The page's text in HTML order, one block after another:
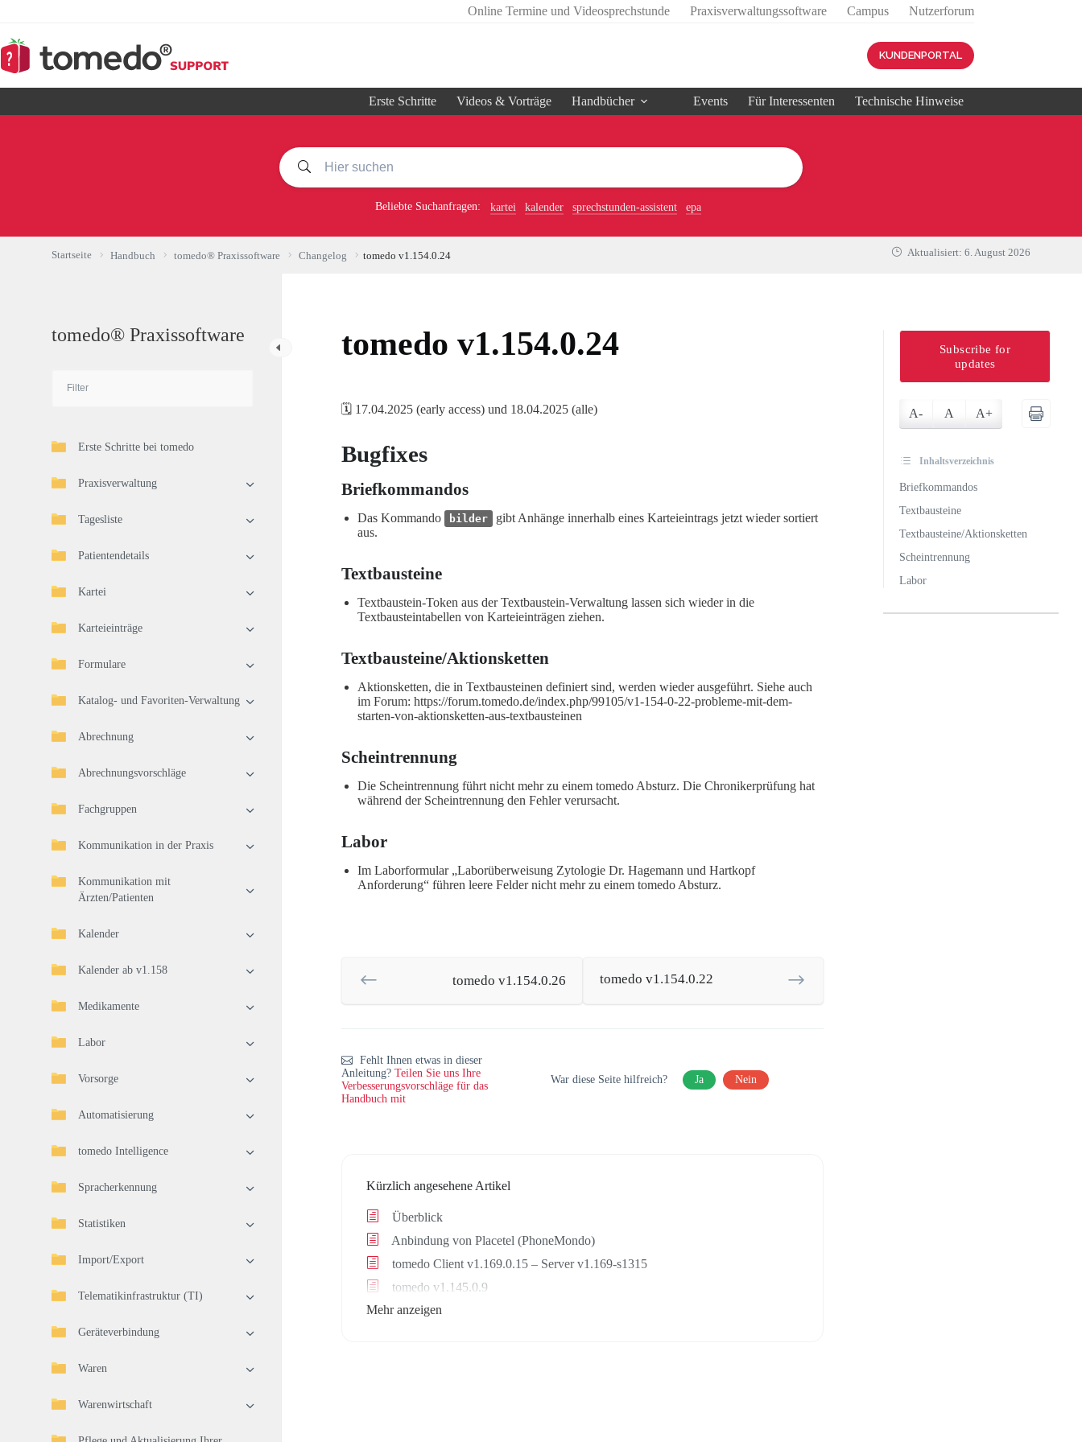
springen
Online Termine und Videosprechstunde Praxisverwaltungssoftware Campus Nutzerforum
KUNDENPORTAL
Erste Schritte Videos & Vorträge Handbücher Events Für Interessenten Technische Hinweise
Beliebte Suchanfragen: kartei kalender sprechstunden-assistent epa
Startseite Handbuch tomedo® Praxissoftware Changelog tomedo v1.154.0.24 Aktualisiert: 6. August 2026
tomedo® Praxissoftware
Erste Schritte bei tomedo
Praxisverwaltung
Tagesliste
Patientendetails
Kartei
Karteieinträge
Formulare
Katalog- und Favoriten-Verwaltung
Abrechnung
Abrechnungsvorschläge
Fachgruppen
Kommunikation in der Praxis
Kommunikation mit
Ärzten/Patienten
Kalender
Kalender ab v1.158
Medikamente
Labor
Vorsorge
Automatisierung
tomedo Intelligence
Spracherkennung
Statistiken
Import/Export
Telematikinfrastruktur (TI)
Geräteverbindung
Waren
Warenwirtschaft
tomedo v1.154.0.24
🗓️ 17.04.2025 (early access) und 18.04.2025 (alle)
Bugfixes
Briefkommandos
Das Kommando bilder
gibt Anhänge innerhalb eines Karteieintrags jetzt wieder sortiert
aus.
Textbausteine
Textbaustein-Token aus der Textbaustein-Verwaltung lassen sich wieder in die
Textbausteintabellen von Karteieinträgen ziehen.
Textbausteine/Aktionsketten
Aktionsketten, die in Textbausteinen definiert sind, werden wieder ausgeführt. Siehe auch
im Forum: https://forum.tomedo.de/index.php/99105/v1-154-0-22-probleme-mit-dem-
starten-von-aktionsketten-aus-textbausteinen
Scheintrennung
Die Scheintrennung führt nicht mehr zu einem tomedo Absturz. Die Chronikerprüfung hat
während der Scheintrennung den Fehler verursacht.
Labor
Im Laborformular „Laborüberweisung Zytologie Dr. Hagemann und Hartkopf
Anforderung“ führen leere Felder nicht mehr zu einem tomedo Absturz.
tomedo v1.154.0.26 tomedo v1.154.0.22
Fehlt Ihnen etwas in dieser
Anleitung? Teilen Sie uns Ihre
Verbesserungsvorschläge für das
Handbuch mit
War diese Seite hilfreich? Ja Nein
Kürzlich angesehene Artikel
Überblick
Anbindung von Placetel (PhoneMondo)
tomedo Client v1.169.0.15 – Server v1.169-s1315
tomedo v1.145.0.9
Mehr anzeigen
Subscribe for
updates
A- A A+
Inhaltsverzeichnis
Briefkommandos
Textbausteine
Textbausteine/Aktionsketten
Scheintrennung
Labor